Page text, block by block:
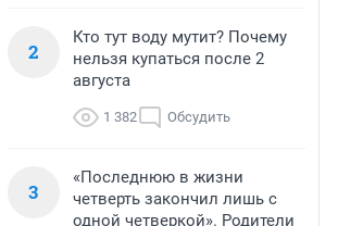
2
Кто тут воду мутит? Почему
нельзя купаться после 2
августа
1 382 Обсудить
3
«Последнюю в жизни
четверть закончил лишь с
одной четверкой». Родители